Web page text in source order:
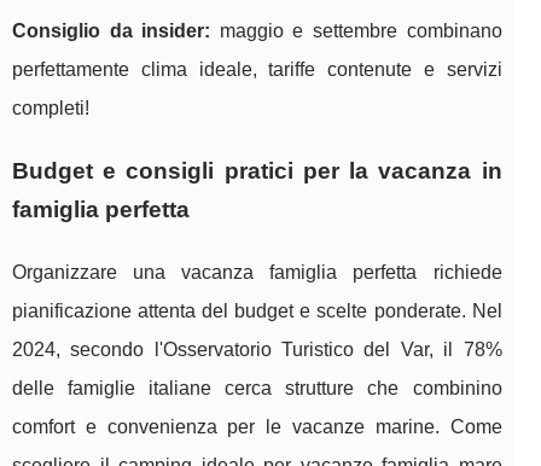
Consiglio da insider: maggio e settembre combinano
perfettamente clima ideale, tariffe contenute e servizi
completi!
Budget e consigli pratici per la vacanza in
famiglia perfetta
Organizzare una vacanza famiglia perfetta richiede
pianificazione attenta del budget e scelte ponderate. Nel
2024, secondo l'Osservatorio Turistico del Var, il 78%
delle famiglie italiane cerca strutture che combinino
comfort e convenienza per le vacanze marine. Come